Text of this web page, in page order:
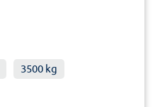
3500 kg